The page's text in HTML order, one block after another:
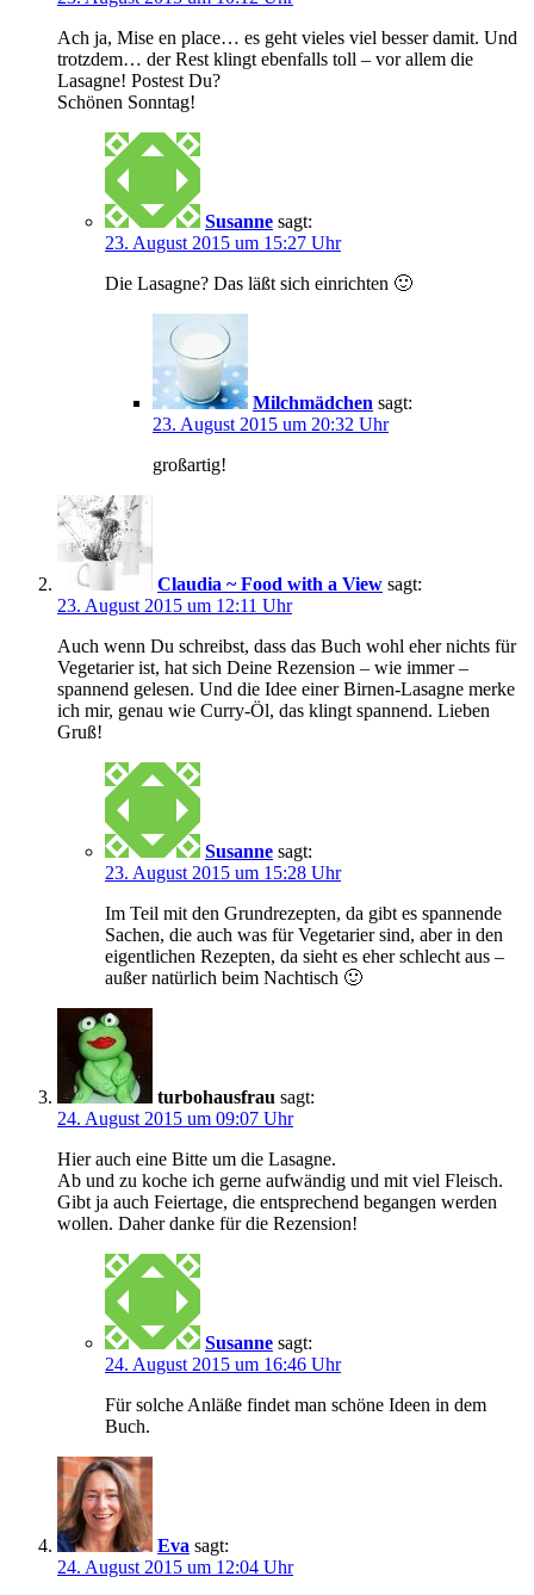
Ach ja, Mise en place… es geht vieles viel besser damit. Und
trotzdem… der Rest klingt ebenfalls toll – vor allem die
Lasagne! Postest Du?
Schönen Sonntag!
Susanne sagt:
23. August 2015 um 15:27 Uhr
Die Lasagne? Das läßt sich einrichten 🙂
Milchmädchen sagt:
23. August 2015 um 20:32 Uhr
großartig!
Claudia ~ Food with a View sagt:
23. August 2015 um 12:11 Uhr
Auch wenn Du schreibst, dass das Buch wohl eher nichts für
Vegetarier ist, hat sich Deine Rezension – wie immer –
spannend gelesen. Und die Idee einer Birnen-Lasagne merke
ich mir, genau wie Curry-Öl, das klingt spannend. Lieben
Gruß!
Susanne sagt:
23. August 2015 um 15:28 Uhr
Im Teil mit den Grundrezepten, da gibt es spannende
Sachen, die auch was für Vegetarier sind, aber in den
eigentlichen Rezepten, da sieht es eher schlecht aus –
außer natürlich beim Nachtisch 🙂
turbohausfrau sagt:
24. August 2015 um 09:07 Uhr
Hier auch eine Bitte um die Lasagne.
Ab und zu koche ich gerne aufwändig und mit viel Fleisch.
Gibt ja auch Feiertage, die entsprechend begangen werden
wollen. Daher danke für die Rezension!
Susanne sagt:
24. August 2015 um 16:46 Uhr
Für solche Anläße findet man schöne Ideen in dem
Buch.
Eva sagt:
24. August 2015 um 12:04 Uhr